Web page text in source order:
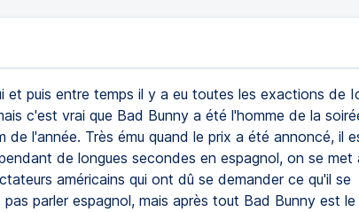
et puis entre temps il y a eu toutes les exactions de
c'est vrai que Bad Bunny a été l'homme de la
de l'année. Très ému quand le prix a été annoncé, il
de longues secondes en espagnol, on se met
américains qui ont dû se demander ce qu'il se
parler espagnol, mais après tout Bad Bunny est le